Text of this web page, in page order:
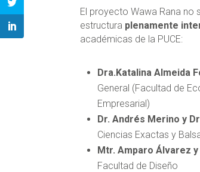
El proyecto Wawa Rana no
estructura plenamente
académicas de la PUCE:
Dra.Katalina Almeida
General (Facultad de
Empresarial)
Dr. Andrés Merino y
Ciencias Exactas y
Mtr. Amparo Álvarez
Facultad de Diseño